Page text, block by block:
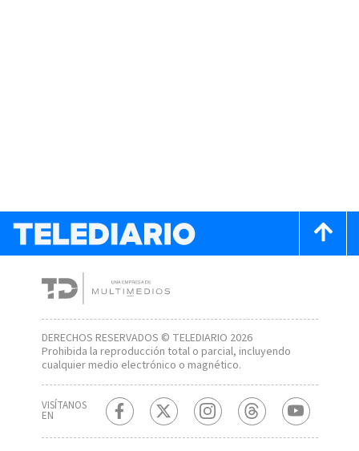
DERECHOS RESERVADOS © TELEDIARIO 2026
Prohibida la reproducción total o parcial, incluyendo
cualquier medio electrónico o magnético.
VISÍTANOS
EN